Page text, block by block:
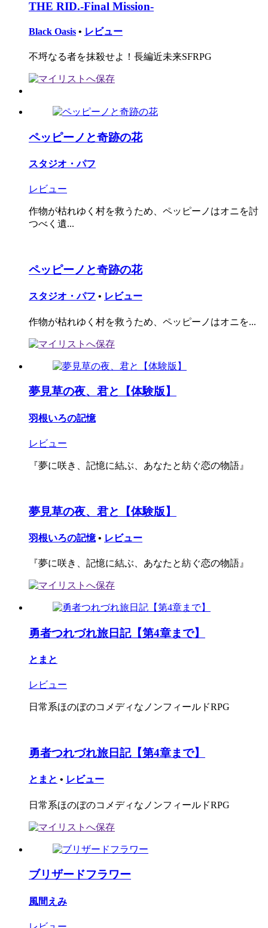
THE RID.-Final Mission-
Black Oasis • レビュー
不埒なる者を抹殺せよ！長編近未来SFRPG
ペッピーノと奇跡の花
スタジオ・パフ
レビュー
作物が枯れゆく村を救うため、ペッピーノはオニを討
つべく遺...
ペッピーノと奇跡の花
スタジオ・パフ • レビュー
作物が枯れゆく村を救うため、ペッピーノはオニを...
夢見草の夜、君と【体験版】
羽根いろの記憶
レビュー
『夢に咲き、記憶に結ぶ、あなたと紡ぐ恋の物語』
夢見草の夜、君と【体験版】
羽根いろの記憶 • レビュー
『夢に咲き、記憶に結ぶ、あなたと紡ぐ恋の物語』
勇者つれづれ旅日記【第4章まで】
とまと
レビュー
日常系ほのぼのコメディなノンフィールドRPG
勇者つれづれ旅日記【第4章まで】
とまと • レビュー
日常系ほのぼのコメディなノンフィールドRPG
ブリザードフラワー
風間えみ